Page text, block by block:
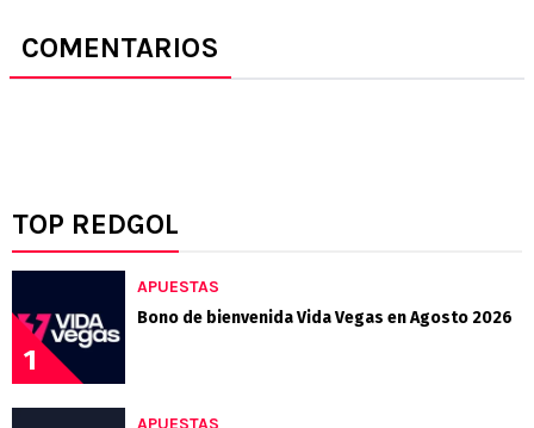
COMENTARIOS
TOP REDGOL
1
APUESTAS
Bono de bienvenida Vida Vegas en Agosto 2026
APUESTAS